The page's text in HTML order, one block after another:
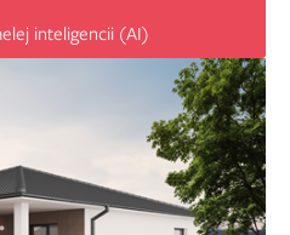
inteligencii (AI)